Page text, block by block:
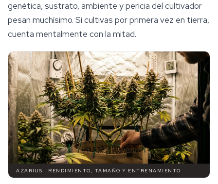
genética, sustrato, ambiente y pericia del cultivador
pesan muchísimo. Si cultivas por primera vez en tierra,
cuenta mentalmente con la mitad.
AZARIUS · RENDIMIENTO, TAMAÑO Y ENTRENAMIENTO